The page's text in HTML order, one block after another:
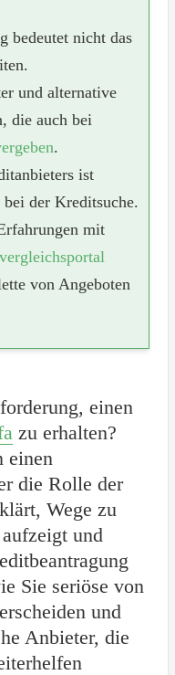
bedeutet nicht das
und alternative
die auch bei
.
ist
der Kreditsuche.
mit
von Angeboten
einen
zu erhalten?
einen
die Rolle der
Wege zu
und
Sie seriöse von
und
Anbieter, die